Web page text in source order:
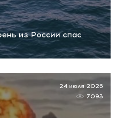
из России спас
24 июля 2026
7093